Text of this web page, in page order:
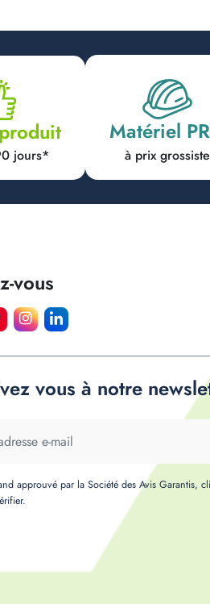
jours*
Matériel
à prix grossiste
vous
vous à notre
approuvé par la Société des Avis Garantis,
.